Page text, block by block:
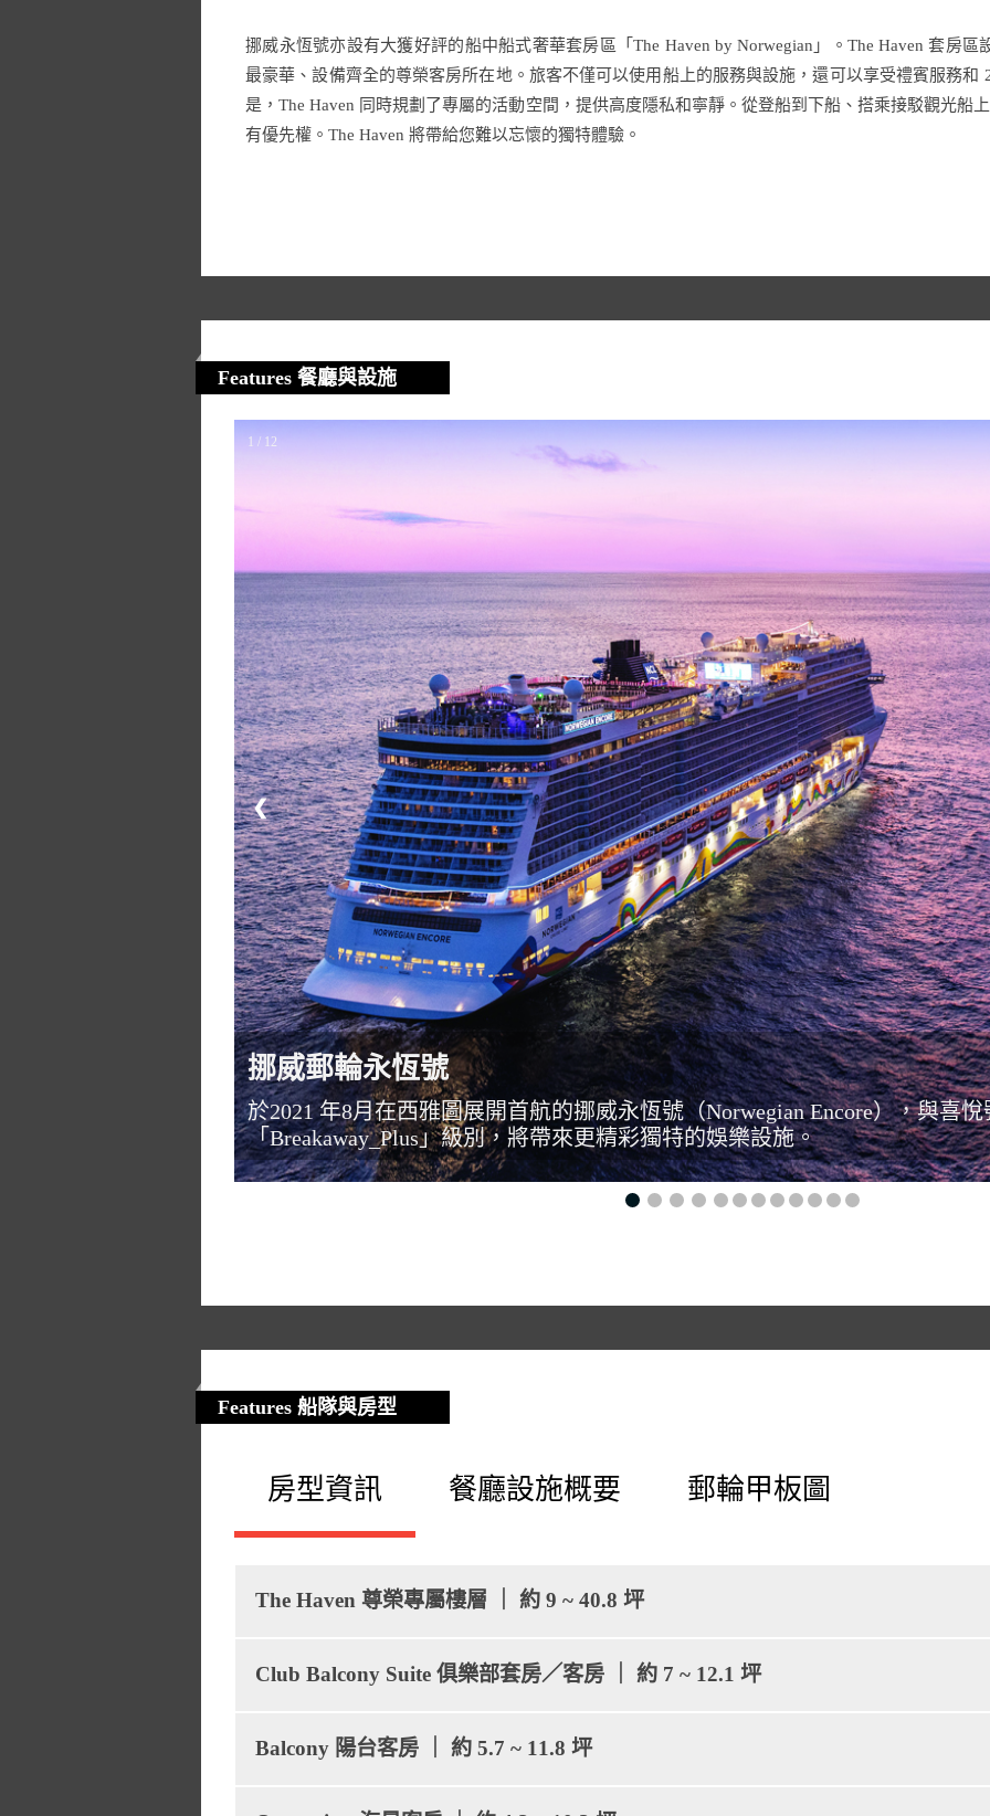
挪威永恆號亦設有大獲好評的船中船式奢華套房區「The Haven by Norwegian」。The Haven 套房
最豪華、設備齊全的尊榮客房所在地。旅客不僅可以使用船上的服務與設施，還可以享受禮賓服務和
是，The Haven 同時規劃了專屬的活動空間，提供高度隱私和寧靜。從登船到下船、搭乘接駁觀光船
有優先權。The Haven 將帶給您難以忘懷的獨特體驗。
Features 餐廳與設施
1 / 12
挪威郵輪永恆號
於2021 年8月在西雅圖展開首航的挪威永恆號（Norwegian Encore），與喜
「Breakaway_Plus」級別，將帶來更精彩獨特的娛樂設施。
❮
Features 船隊與房型
房型資訊 餐廳設施概要 郵輪甲板圖
The Haven 尊榮專屬樓層 ｜ 約 9 ~ 40.8 坪
Club Balcony Suite 俱樂部套房／客房 ｜ 約 7 ~ 12.1 坪
Balcony 陽台客房 ｜ 約 5.7 ~ 11.8 坪